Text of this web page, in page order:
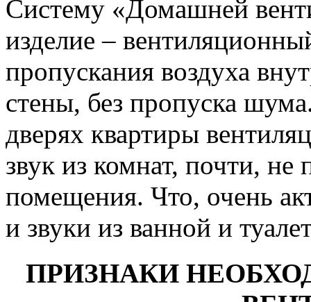
Систему «Домашней
изделие –
пропускания воздуха
стены, без пропуска
дверях квартиры
звук из комнат, почти, не
помещения. Что, очень
и звуки из ванной и
ПРИЗНАКИ